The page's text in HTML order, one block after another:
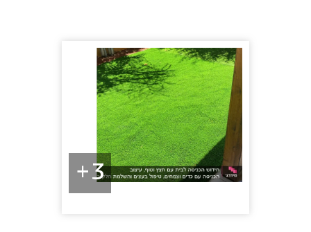
3+